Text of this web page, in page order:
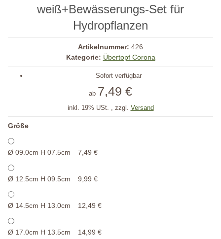
weiß+Bewässerungs-Set für
Hydropflanzen
Artikelnummer: 426
Kategorie: Übertopf Corona
Sofort verfügbar
ab 7,49 €
inkl. 19% USt. , zzgl. Versand
Größe
Ø 09.0cm H 07.5cm 7,49 €
Ø 12.5cm H 09.5cm 9,99 €
Ø 14.5cm H 13.0cm 12,49 €
Ø 17.0cm H 13.5cm 14,99 €